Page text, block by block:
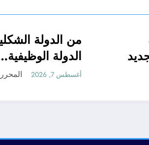
الحدثمن
أغسطس 7, 2026
قبل بداية
الجديد